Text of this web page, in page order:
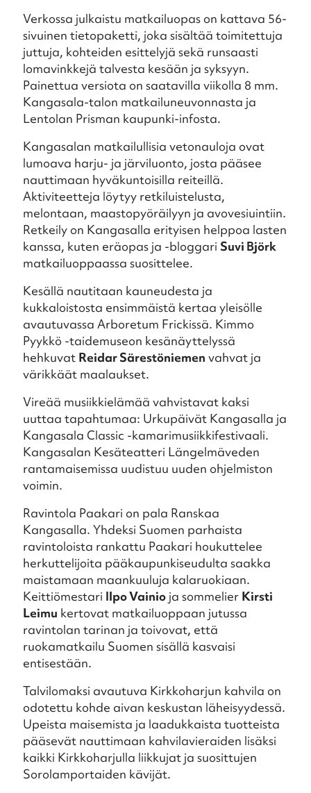
Verkossa julkaistu matkailuopas on kattava 56-
sivuinen tietopaketti, joka sisältää toimitettuja
juttuja, kohteiden esittelyjä sekä runsaasti
lomavinkkejä talvesta kesään ja syksyyn.
Painettua versiota on saatavilla viikolla 8 mm.
Kangasala-talon matkailuneuvonnasta ja
Lentolan Prisman kaupunki-infosta.
Kangasalan matkailullisia vetonauloja ovat
lumoava harju- ja järviluonto, josta pääsee
nauttimaan hyväkuntoisilla reiteillä.
Aktiviteetteja löytyy retkiluistelusta,
melontaan, maastopyöräilyyn ja avovesiuintiin.
Retkeily on Kangasalla erityisen helppoa lasten
kanssa, kuten eräopas ja -bloggari Suvi Björk
matkailuoppaassa suosittelee.
Kesällä nautitaan kauneudesta ja
kukkaloistosta ensimmäistä kertaa yleisölle
avautuvassa Arboretum Frickissä. Kimmo
Pyykkö -taidemuseon kesänäyttelyssä
hehkuvat Reidar Särestöniemen vahvat ja
värikkäät maalaukset.
Vireää musiikkielämää vahvistavat kaksi
uuttaa tapahtumaa: Urkupäivät Kangasalla ja
Kangasala Classic -kamarimusiikkifestivaali.
Kangasalan Kesäteatteri Längelmäveden
rantamaisemissa uudistuu uuden ohjelmiston
voimin.
Ravintola Paakari on pala Ranskaa
Kangasalla. Yhdeksi Suomen parhaista
ravintoloista rankattu Paakari houkuttelee
herkuttelijoita pääkaupunkiseudulta saakka
maistamaan maankuuluja kalaruokiaan.
Keittiömestari Ilpo Vainioja sommelier Kirsti
Leimu kertovat matkailuoppaan jutussa
ravintolan tarinan ja toivovat, että
ruokamatkailu Suomen sisällä kasvaisi
entisestään.
Talvilomaksi avautuva Kirkkoharjun kahvila on
odotettu kohde aivan keskustan läheisyydessä.
Upeista maisemista ja laadukkaista tuotteista
pääsevät nauttimaan kahvilavieraiden lisäksi
kaikki Kirkkoharjulla liikkujat ja suosittujen
Sorolamportaiden kävijät.